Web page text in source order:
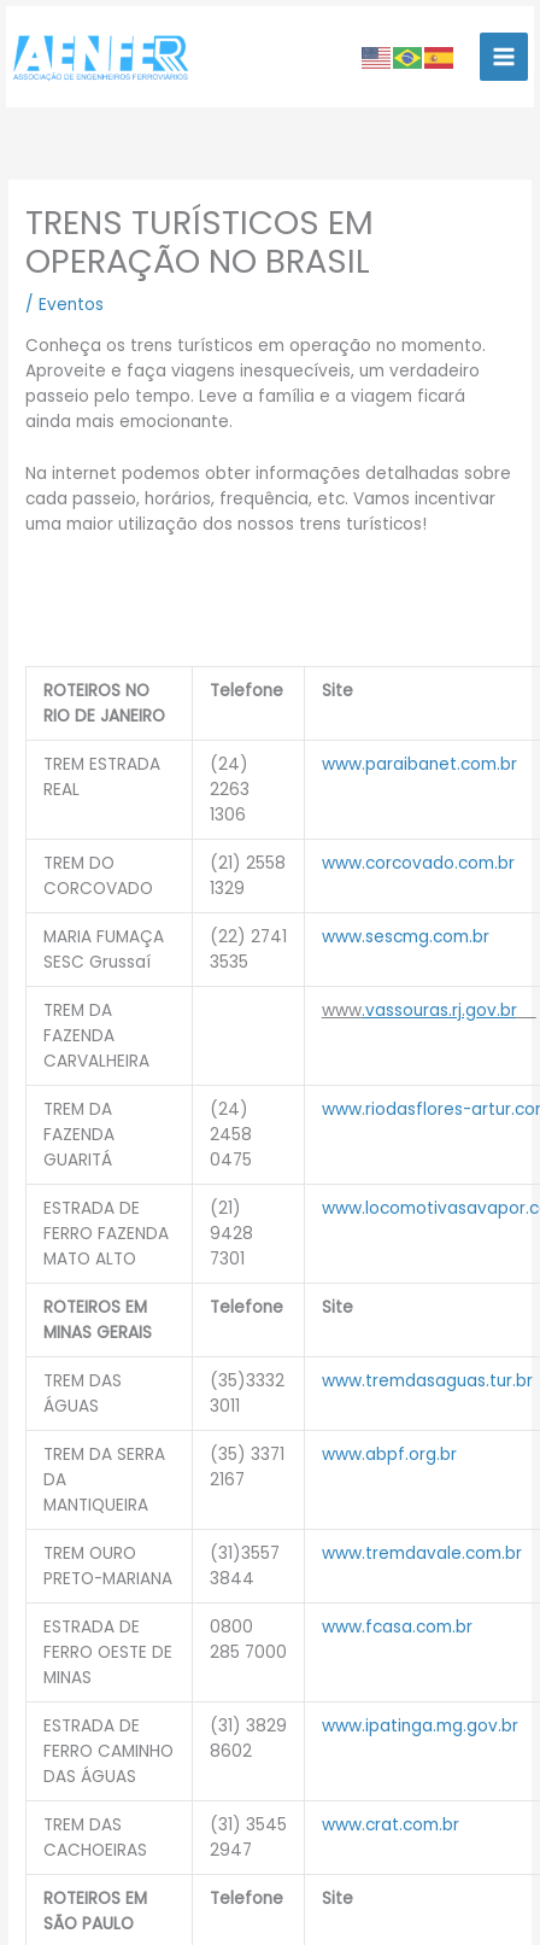
para
conteúdo
TRENS TURÍSTICOS EM
OPERAÇÃO NO BRASIL
/Eventos
Conheça os trens turísticos em operação no momento.
Aproveite e faça viagens inesquecíveis, um verdadeiro
passeio pelo tempo. Leve a família e a viagem ficará
ainda mais emocionante.
Na internet podemos obter informações detalhadas sobre
cada passeio, horários, frequência, etc. Vamos incentivar
uma maior utilização dos nossos trens turísticos!
ROTEIROS NO
RIO DE JANEIRO
Telefone Site
TREM ESTRADA
REAL
(24)
2263
1306
www.paraibanet.com.br
TREM DO
CORCOVADO
(21) 2558
1329
www.corcovado.com.br
MARIA FUMAÇA
SESC Grussaí
(22) 2741
3535
www.sescmg.com.br
TREM DA
FAZENDA
CARVALHEIRA
www.vassouras.rj.gov.br
TREM DA
FAZENDA
GUARITÁ
(24)
2458
0475
www.riodasflores-
ESTRADA DE
FERRO FAZENDA
MATO ALTO
(21)
9428
7301
ROTEIROS EM
MINAS GERAIS
Telefone Site
TREM DAS
ÁGUAS
(35)3332
3011
www.tremdasaguas.tur.br
TREM DA SERRA
DA
MANTIQUEIRA
(35) 3371
2167
www.abpf.org.br
TREM OURO
PRETO-MARIANA
(31)3557
3844
www.tremdavale.com.br
ESTRADA DE
FERRO OESTE DE
MINAS
0800
285 7000
www.fcasa.com.br
ESTRADA DE
FERRO CAMINHO
DAS ÁGUAS
(31) 3829
8602
www.ipatinga.mg.gov.br
TREM DAS
CACHOEIRAS
(31) 3545
2947
www.crat.com.br
ROTEIROS EM
SÃO PAULO
Telefone Site